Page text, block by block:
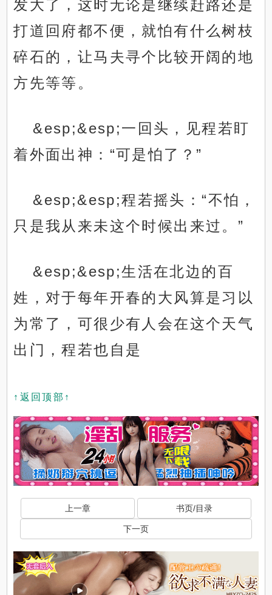
发大了，这时无论是继续赶路还是
打道回府都不便，就怕有什么树枝
碎石的，让马夫寻个比较开阔的地
方先等等。
&esp;&esp;一回头，见程若盯
着外面出神：“可是怕了？”
&esp;&esp;程若摇头：“不怕，
只是我从来未这个时候出来过。”
&esp;&esp;生活在北边的百
姓，对于每年开春的大风算是习以
为常了，可很少有人会在这个天气
出门，程若也自是
↑返回顶部↑
上一章 书页/目录
下一页